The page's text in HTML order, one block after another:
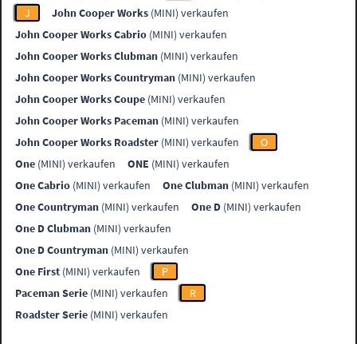
J
John Cooper Works (MINI) verkaufen
John Cooper Works Cabrio (MINI) verkaufen
John Cooper Works Clubman (MINI) verkaufen
John Cooper Works Countryman (MINI) verkaufen
John Cooper Works Coupe (MINI) verkaufen
John Cooper Works Paceman (MINI) verkaufen
John Cooper Works Roadster (MINI) verkaufen
O
One (MINI) verkaufen ONE (MINI) verkaufen
One Cabrio (MINI) verkaufen One Clubman (MINI) verkaufen
One Countryman (MINI) verkaufen One D (MINI) verkaufen
One D Clubman (MINI) verkaufen
One D Countryman (MINI) verkaufen
One First (MINI) verkaufen
P
Paceman Serie (MINI) verkaufen
R
Roadster Serie (MINI) verkaufen